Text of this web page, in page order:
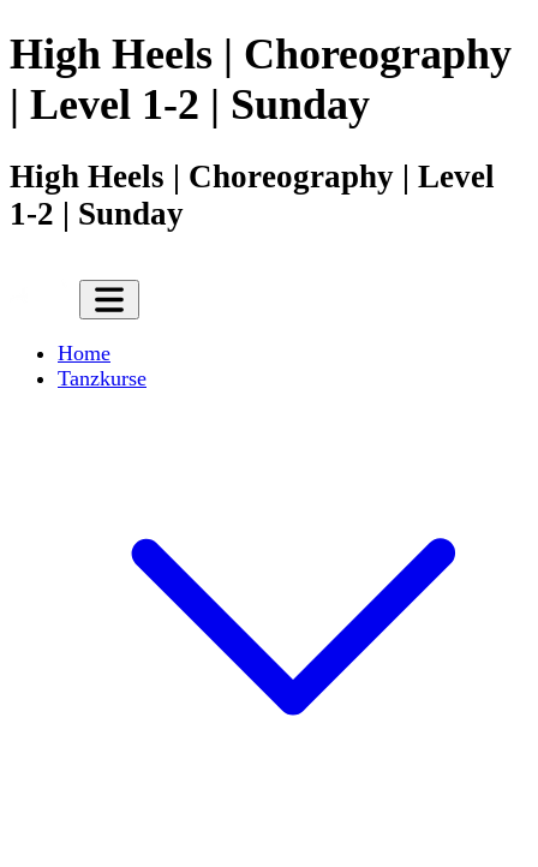
High Heels | Choreography
| Level 1-2 | Sunday
High Heels | Choreography | Level
1-2 | Sunday
Home
Tanzkurse